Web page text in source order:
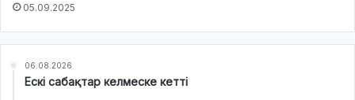
05.09.2025
06.08.2026
Ескі сабақтар келмеске кетті